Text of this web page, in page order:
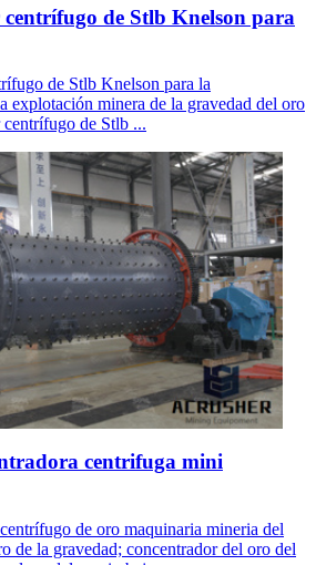
de Stlb Knelson para
de Stlb Knelson para la
explotación minera de la gravedad del oro
de Stlb ...
centrifuga mini
de oro maquinaria mineria del
de la gravedad; concentrador del oro del